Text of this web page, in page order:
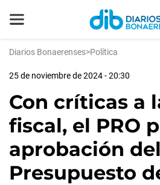
Diarios Bonaerenses>Política
25 de noviembre de 2024 - 20:30
Con críticas a
fiscal, el PRO
aprobación del
Presupuesto